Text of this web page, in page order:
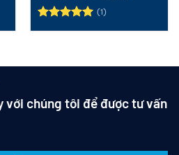
Được xếp
(1)
với chúng tôi để được tư vấn